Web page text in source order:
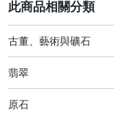
其它
[全店] 周年慶
[全店] 粉絲專享
古董、藝術與礦石
翡翠
原石